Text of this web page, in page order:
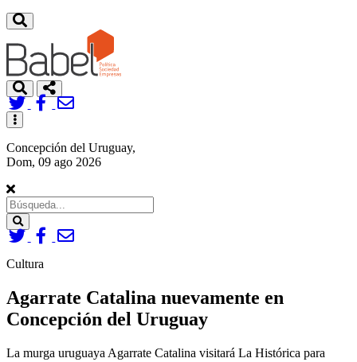
Toggle
navigation
Concepción del Uruguay,
Dom, 09 ago 2026
Search
Cultura
Agarrate Catalina nuevamente en
Concepción del Uruguay
La murga uruguaya Agarrate Catalina visitará La Histórica para